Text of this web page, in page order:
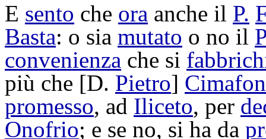
E sento che ora anche il P.
Basta: o sia mutato o no il
convenienza che si
più che [D. Pietro]
promesso, ad Iliceto, per
Onofrio; e se no, si ha da